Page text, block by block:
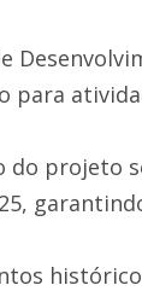
para
do projeto